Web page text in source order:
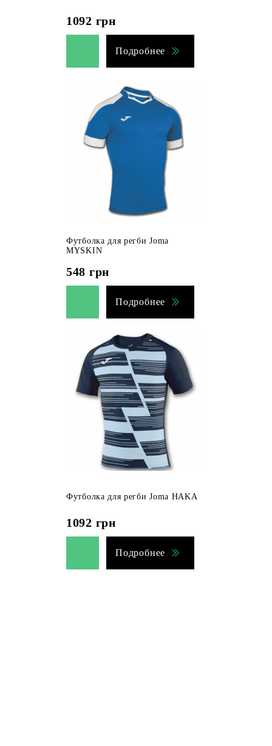
1092 грн
Подробнее
Футболка для регби Joma
MYSKIN
548 грн
Подробнее
Футболка для регби Joma HAKA
1092 грн
Подробнее